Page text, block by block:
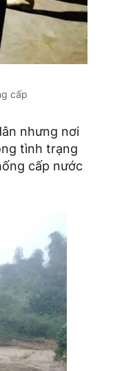
cấp
nhưng nơi
tình trạng
cấp nước